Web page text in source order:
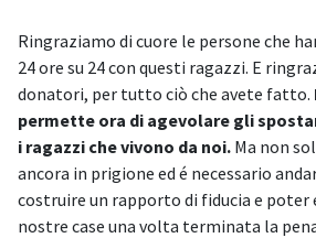
Ringraziamo di cuore le persone che
24 ore su 24 con questi ragazzi. E
donatori, per tutto ciò che avete fatto.
permette ora di agevolare gli
i ragazzi che vivono da noi. Ma non
ancora in prigione ed é necessario
costruire un rapporto di fiducia e poter
nostre case una volta terminata la